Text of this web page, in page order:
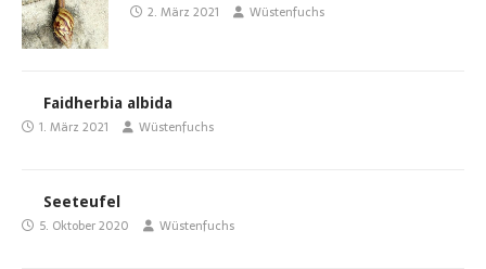
2. März 2021 Wüstenfuchs
Faidherbia albida
1. März 2021 Wüstenfuchs
Seeteufel
5. Oktober 2020 Wüstenfuchs